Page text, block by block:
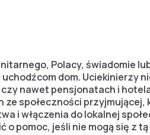
Polacy, świadomie
dom. Uciekinierzy
nawet pensjonatach i
społeczności przyjmującej,
i włączenia do lokalnej
o pomoc, jeśli nie mogą się z